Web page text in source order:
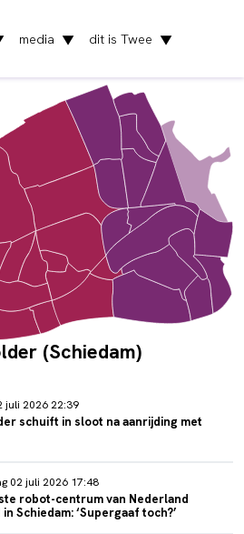
media ▼ dit is Twee ▼
(Schiedam)
juli 2026 22:39
schuift in sloot na aanrijding met
02 juli 2026 17:48
robot-centrum van Nederland
Schiedam: ‘Supergaaf toch?’